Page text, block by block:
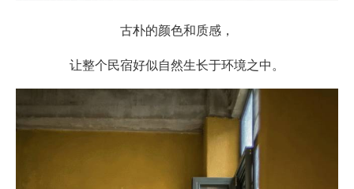
古朴的颜色和质感，
让整个民宿好似自然生长于环境之中。